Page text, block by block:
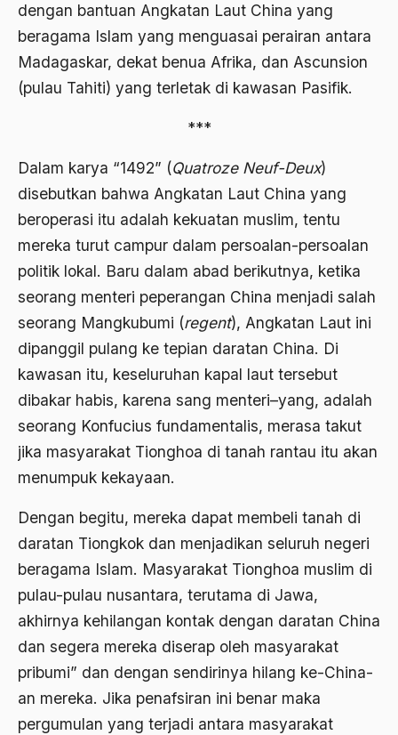
dengan bantuan Angkatan Laut China yang
beragama Islam yang menguasai perairan antara
Madagaskar, dekat benua Afrika, dan Ascunsion
(pulau Tahiti) yang terletak di kawasan Pasifik.
***
Dalam karya “1492” (Quatroze Neuf-Deux)
disebutkan bahwa Angkatan Laut China yang
beroperasi itu adalah kekuatan muslim, tentu
mereka turut campur dalam persoalan-persoalan
politik lokal. Baru dalam abad berikutnya, ketika
seorang menteri peperangan China menjadi salah
seorang Mangkubumi (regent), Angkatan Laut ini
dipanggil pulang ke tepian daratan China. Di
kawasan itu, keseluruhan kapal laut tersebut
dibakar habis, karena sang menteri–yang, adalah
seorang Konfucius fundamentalis, merasa takut
jika masyarakat Tionghoa di tanah rantau itu akan
menumpuk kekayaan.
Dengan begitu, mereka dapat membeli tanah di
daratan Tiongkok dan menjadikan seluruh negeri
beragama Islam. Masyarakat Tionghoa muslim di
pulau-pulau nusantara, terutama di Jawa,
akhirnya kehilangan kontak dengan daratan China
dan segera mereka diserap oleh masyarakat
pribumi” dan dengan sendirinya hilang ke-China-
an mereka. Jika penafsiran ini benar maka
pergumulan yang terjadi antara masyarakat
Ahmad Hasan Rurbi
Ahmad Khomeini
Ahmad Syafi’i Ma’arif
Ahmad Wahid
Ahmadiyah
Airport
Airport Changi
Airport Noto Hadi Negoro
Ajaran AGama
Ajaran Agama Islam
Ajaran Islam
Ajengan SIngaparna
Akademi Betawi
Akademi Jakarta
Akbar tanjung
akhlak
Akhlaq
Akidah